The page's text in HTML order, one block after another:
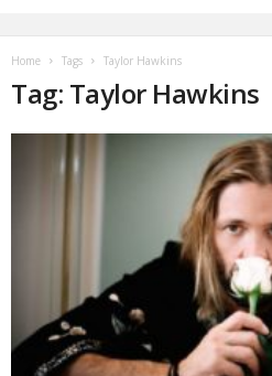
Home Tags Taylor Hawkins
Tag: Taylor Hawkins